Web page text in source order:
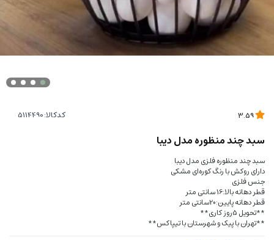
کدکالا:
سبد چند منظوره مدل دیبا
سبد چند منظوره فلزی مدل دیبا
دارای روکش با رنگ کوره‌ای مشکی
جنس فلزی
قطر دهانه بالا:16 سانتی متر
قطر دهانه پایین:20سانتی متر
**تحویل 5روز کاری**
**تهران با پیک و شهرستان با تیپاکس**